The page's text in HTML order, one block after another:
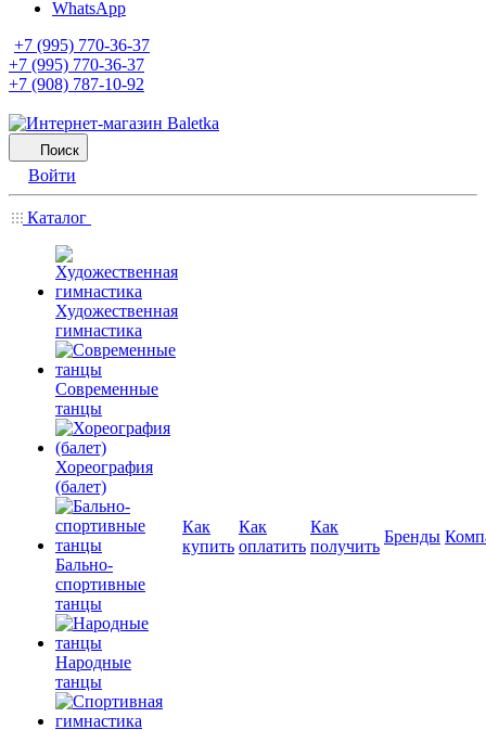
WhatsApp
+7 (995) 770-36-37
+7 (995) 770-36-37
+7 (908) 787-10-92
Поиск
Войти
Каталог
Художественная
гимнастика
Современные
танцы
Хореография
(балет)
Бально-
спортивные
танцы
Народные
танцы
Как
купить
Как
оплатить
Как
получить
Бренды